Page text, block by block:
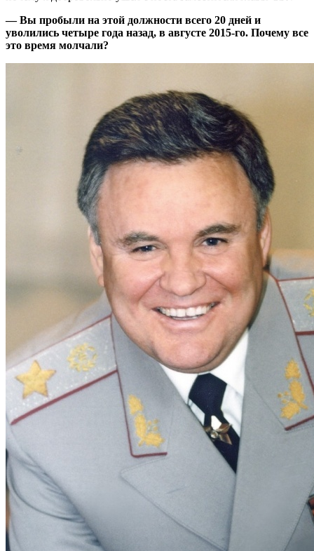
— Вы пробыли на этой должности всего 20 дней и
уволились четыре года назад, в августе 2015-го. Почему все
это время молчали?